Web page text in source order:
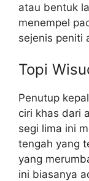
atau bentuk
menempel
sejenis peniti
Topi
Penutup
ciri khas dari
segi lima ini
tengah yang
yang
ini biasanya